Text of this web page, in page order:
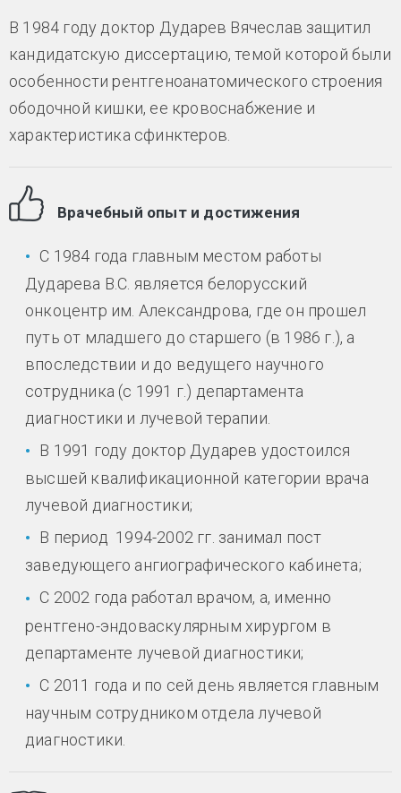
В 1984 году доктор Дударев Вячеслав защитил
кандидатскую диссертацию, темой которой были
особенности рентгеноанатомического строения
ободочной кишки, ее кровоснабжение и
характеристика сфинктеров.
Врачебный опыт и достижения
С 1984 года главным местом работы
Дударева В.С. является белорусский
онкоцентр им. Александрова, где он прошел
путь от младшего до старшего (в 1986 г.), а
впоследствии и до ведущего научного
сотрудника (с 1991 г.) департамента
диагностики и лучевой терапии.
В 1991 году доктор Дударев удостоился
высшей квалификационной категории врача
лучевой диагностики;
В период 1994-2002 гг. занимал пост
заведующего ангиографического кабинета;
С 2002 года работал врачом, а, именно
рентгено-эндоваскулярным хирургом в
департаменте лучевой диагностики;
С 2011 года и по сей день является главным
научным сотрудником отдела лучевой
диагностики.